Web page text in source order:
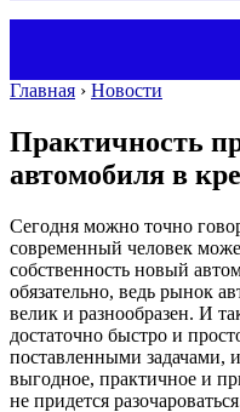
Главная › Новости
Практичность
автомобиля в
Сегодня можно точно
современный человек
собственность новый
обязательно, ведь рынок
велик и разнообразен. И
достаточно быстро и
поставленными задачами,
выгодное, практичное и
не придется